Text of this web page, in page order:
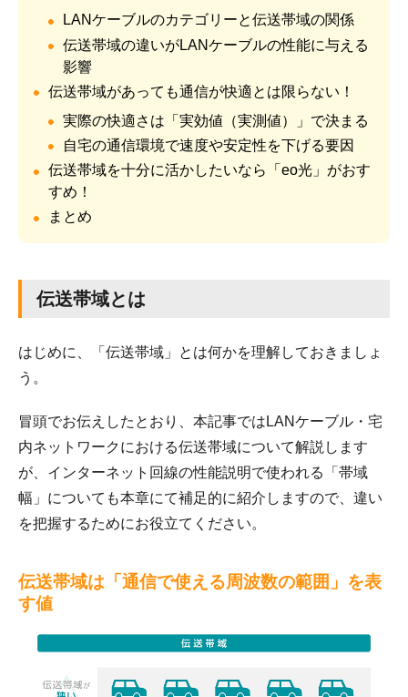
LANケーブルのカテゴリーと伝送帯域の関係
伝送帯域の違いがLANケーブルの性能に与える
影響
伝送帯域があっても通信が快適とは限らない！
実際の快適さは「実効値（実測値）」で決まる
自宅の通信環境で速度や安定性を下げる要因
伝送帯域を十分に活かしたいなら「eo光」がおす
すめ！
まとめ
伝送帯域とは
はじめに、「伝送帯域」とは何かを理解しておきましょ
う。
冒頭でお伝えしたとおり、本記事ではLANケーブル・宅
内ネットワークにおける伝送帯域について解説します
が、インターネット回線の性能説明で使われる「帯域
幅」についても本章にて補足的に紹介しますので、違い
を把握するためにお役立てください。
伝送帯域は「通信で使える周波数の範囲」を表
す値